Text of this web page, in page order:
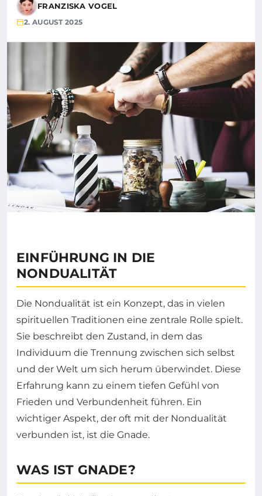
FRANZISKA VOGEL
2. AUGUST 2025
EINFÜHRUNG IN DIE
NONDUALITÄT
Die Nondualität ist ein Konzept, das in vielen
spirituellen Traditionen eine zentrale Rolle spielt.
Sie beschreibt den Zustand, in dem das
Individuum die Trennung zwischen sich selbst
und der Welt um sich herum überwindet. Diese
Erfahrung kann zu einem tiefen Gefühl von
Frieden und Verbundenheit führen. Ein
wichtiger Aspekt, der oft mit der Nondualität
verbunden ist, ist die Gnade.
WAS IST GNADE?